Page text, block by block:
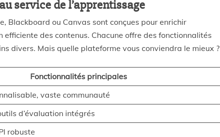
service de l’apprentissage
Blackboard ou Canvas sont conçues pour enrichir
des contenus. Chacune offre des fonctionnalités
divers. Mais quelle plateforme vous conviendra le mieux ?
Fonctionnalités principales
vaste communauté
d’évaluation intégrés
robuste